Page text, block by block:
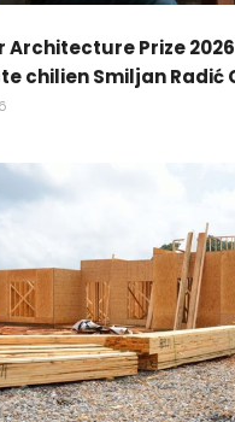
Architecture Prize
chilien Smiljan Radić